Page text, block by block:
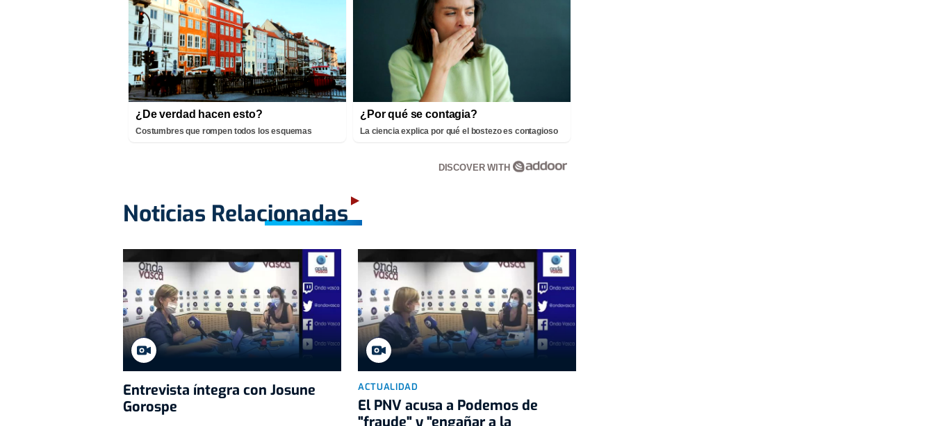
¿De verdad hacen esto?
Costumbres que rompen todos los esquemas
¿Por qué se contagia?
La ciencia explica por qué el bostezo es contagioso
DISCOVER WITH
Noticias Relacionadas
Entrevista íntegra con Josune
Gorospe
ACTUALIDAD
El PNV acusa a Podemos de